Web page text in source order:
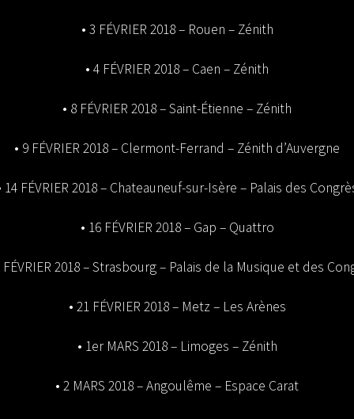
• 3 FÉVRIER 2018 – Rouen – Zénith
• 4 FÉVRIER 2018 – Caen – Zénith
• 8 FÉVRIER 2018 – Saint-Étienne – Zénith
• 9 FÉVRIER 2018 – Clermont-Ferrand – Zénith d’Auvergne
14 FÉVRIER 2018 – Chateauneuf-sur-Isère – Palais des
• 16 FÉVRIER 2018 – Gap – Quattro
FÉVRIER 2018 – Strasbourg – Palais de la Musique et des
• 21 FÉVRIER 2018 – Metz – Les Arènes
• 1er MARS 2018 – Limoges – Zénith
• 2 MARS 2018 – Angoulême – Espace Carat